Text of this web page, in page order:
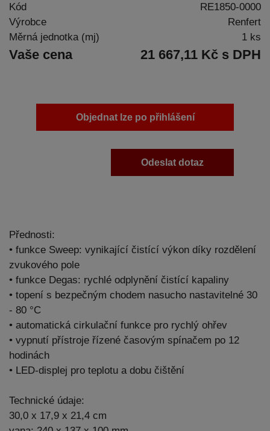
Kód
RE1850-0000
Výrobce
Renfert
Měrná jednotka (mj)
1 ks
Vaše cena 21 667,11 Kč s DPH
Objednat lze po přihlášení
Odeslat dotaz
Přednosti:
• funkce Sweep: vynikající čistící výkon díky rozdělení
zvukového pole
• funkce Degas: rychlé odplynění čistící kapaliny
• topení s bezpečným chodem nasucho nastavitelné 30
- 80 °C
• automatická cirkulační funkce pro rychlý ohřev
• vypnutí přístroje řízené časovým spínačem po 12
hodinách
• LED-displej pro teplotu a dobu čištění
Technické údaje:
30,0 x 17,9 x 21,4 cm